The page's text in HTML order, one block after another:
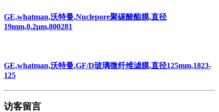
GE,whatman,沃特曼,Nuclepore聚碳酸酯膜,直径
19mm,0.2μm,800281
GE,whatman,沃特曼,GF/D玻璃微纤维滤膜,直径125mm,1823-
125
访客留言